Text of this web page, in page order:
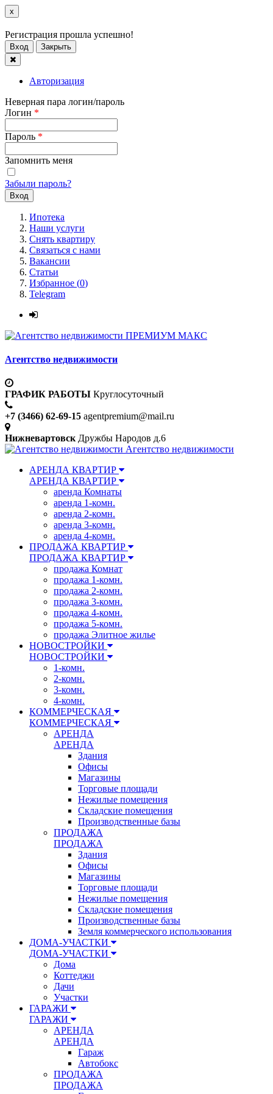
x
Регистрация прошла успешно!
Вход Закрыть
Авторизация
Неверная пара логин/пароль
Логин *
Пароль *
Запомнить меня
Забыли пароль?
Ипотека
Наши услуги
Снять квартиру
Связаться с нами
Вакансии
Статьи
Избранное (0)
Telegram
ПРЕМИУМ МАКС
Агентство недвижимости
ГРАФИК РАБОТЫ Круглосуточный
+7 (3466) 62-69-15 agentpremium@mail.ru
Нижневартовск Дружбы Народов д.6
Агентство недвижимости
АРЕНДА КВАРТИР
АРЕНДА КВАРТИР
аренда Комнаты
аренда 1-комн.
аренда 2-комн.
аренда 3-комн.
аренда 4-комн.
ПРОДАЖА КВАРТИР
ПРОДАЖА КВАРТИР
продажа Комнат
продажа 1-комн.
продажа 2-комн.
продажа 3-комн.
продажа 4-комн.
продажа 5-комн.
продажа Элитное жилье
НОВОСТРОЙКИ
НОВОСТРОЙКИ
1-комн.
2-комн.
3-комн.
4-комн.
КОММЕРЧЕСКАЯ
КОММЕРЧЕСКАЯ
АРЕНДА
АРЕНДА
Здания
Офисы
Магазины
Торговые площади
Нежилые помещения
Складские помещения
Производственные базы
ПРОДАЖА
ПРОДАЖА
Здания
Офисы
Магазины
Торговые площади
Нежилые помещения
Складские помещения
Производственные базы
Земля коммерческого использования
ДОМА-УЧАСТКИ
ДОМА-УЧАСТКИ
Дома
Коттеджи
Дачи
Участки
ГАРАЖИ
ГАРАЖИ
АРЕНДА
АРЕНДА
Гараж
Автобокс
ПРОДАЖА
ПРОДАЖА